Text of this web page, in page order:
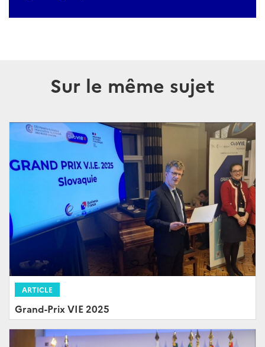
Sur le même sujet
ARTICLE
Grand-Prix VIE 2025